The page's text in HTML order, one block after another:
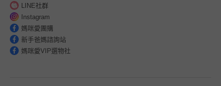
LINE社群
Instagram
媽咪愛團購
新手爸媽諮詢站
媽咪愛VIP選物社